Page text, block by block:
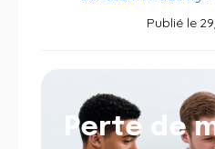
Publié le
Perte de